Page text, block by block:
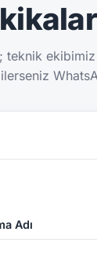
teknik ekibimiz
Adı